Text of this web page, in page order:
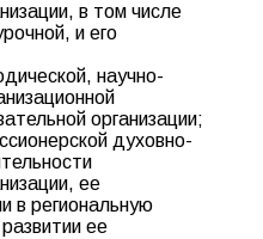
в том числе
и его
научно-
организации;
духовно-
ее
в региональную
ее